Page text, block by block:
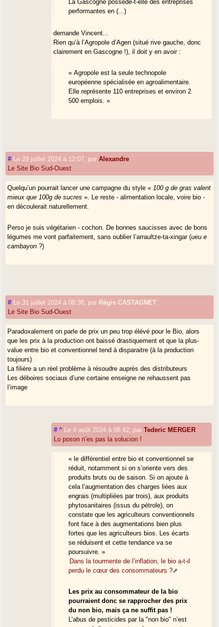
La Gascogne possède-t-elle des entreprises
performantes en (...)
demande Vincent...
Rien qu’à l’Agropole d’Agen (situé rive gauche, donc
clairement en Gascogne !), il doit y en avoir :
« Agropole est la seule technopole
européenne spécialisée en agroalimentaire.
Elle représente 110 entreprises et environ 2
500 emplois. »
# Le 29 juillet 2024 à 12:07 parAlexandre
Le Site Bio Sud-Ouest
Quelqu’un pourrait lancer une campagne du style « 100 g de gras valent
mieux que 100g de sucres ». Le reste - alimentation locale, voire bio -
en découlerait naturellement.
Perso je suis végétarien - cochon. De bonnes saucisses avec de bons
légumes me vont parfaitement, sans oublier l’arraultze-ta-xingar (ueu e
cambayon ?)
# Le 31 juillet 2024 à 08:38 par Régis CASTAGNET
Le Site Bio Sud-Ouest
Paradoxalement on parle de prix un peu trop élévé pour le Bio, alors
que les prix à la production ont baissé drastiquement et que la plus-
value entre bio et conventionnel tend à disparaitre (à la production
toujours)
La filière a un réel problème à résoudre auprès des distributeurs
Les déboires sociaux d’une certaine enseigne ne rehaussent pas
l’image
# ^ Le 4 août 2024 à 08:42 parTederic MERGER
Lo poson n’es pas la solucion !
« le différentiel entre bio et conventionnel se
réduit, notamment si on s’oriente vers des
produits bruts ou de saison. Si on ajoute à
cela l’augmentation des charges liées aux
engrais (multipliées par trois), aux produits
phytosanitaires (issus du pétrole), on
constate que les agriculteurs conventionnels
font face à des augmentations bien plus
fortes que les agriculteurs bios. Les écarts
se réduisent et cette tendance va se
poursuivre. »
Dans la tourmente de l’inflation, le bio a-t-il
perdu le cœur des consommateurs ?
Les prix au consommateur de la bio
pourraient donc se rapprocher des prix
du non bio, mais ça ne suffit pas !
L’abus de pesticides par la "non bio" n’est